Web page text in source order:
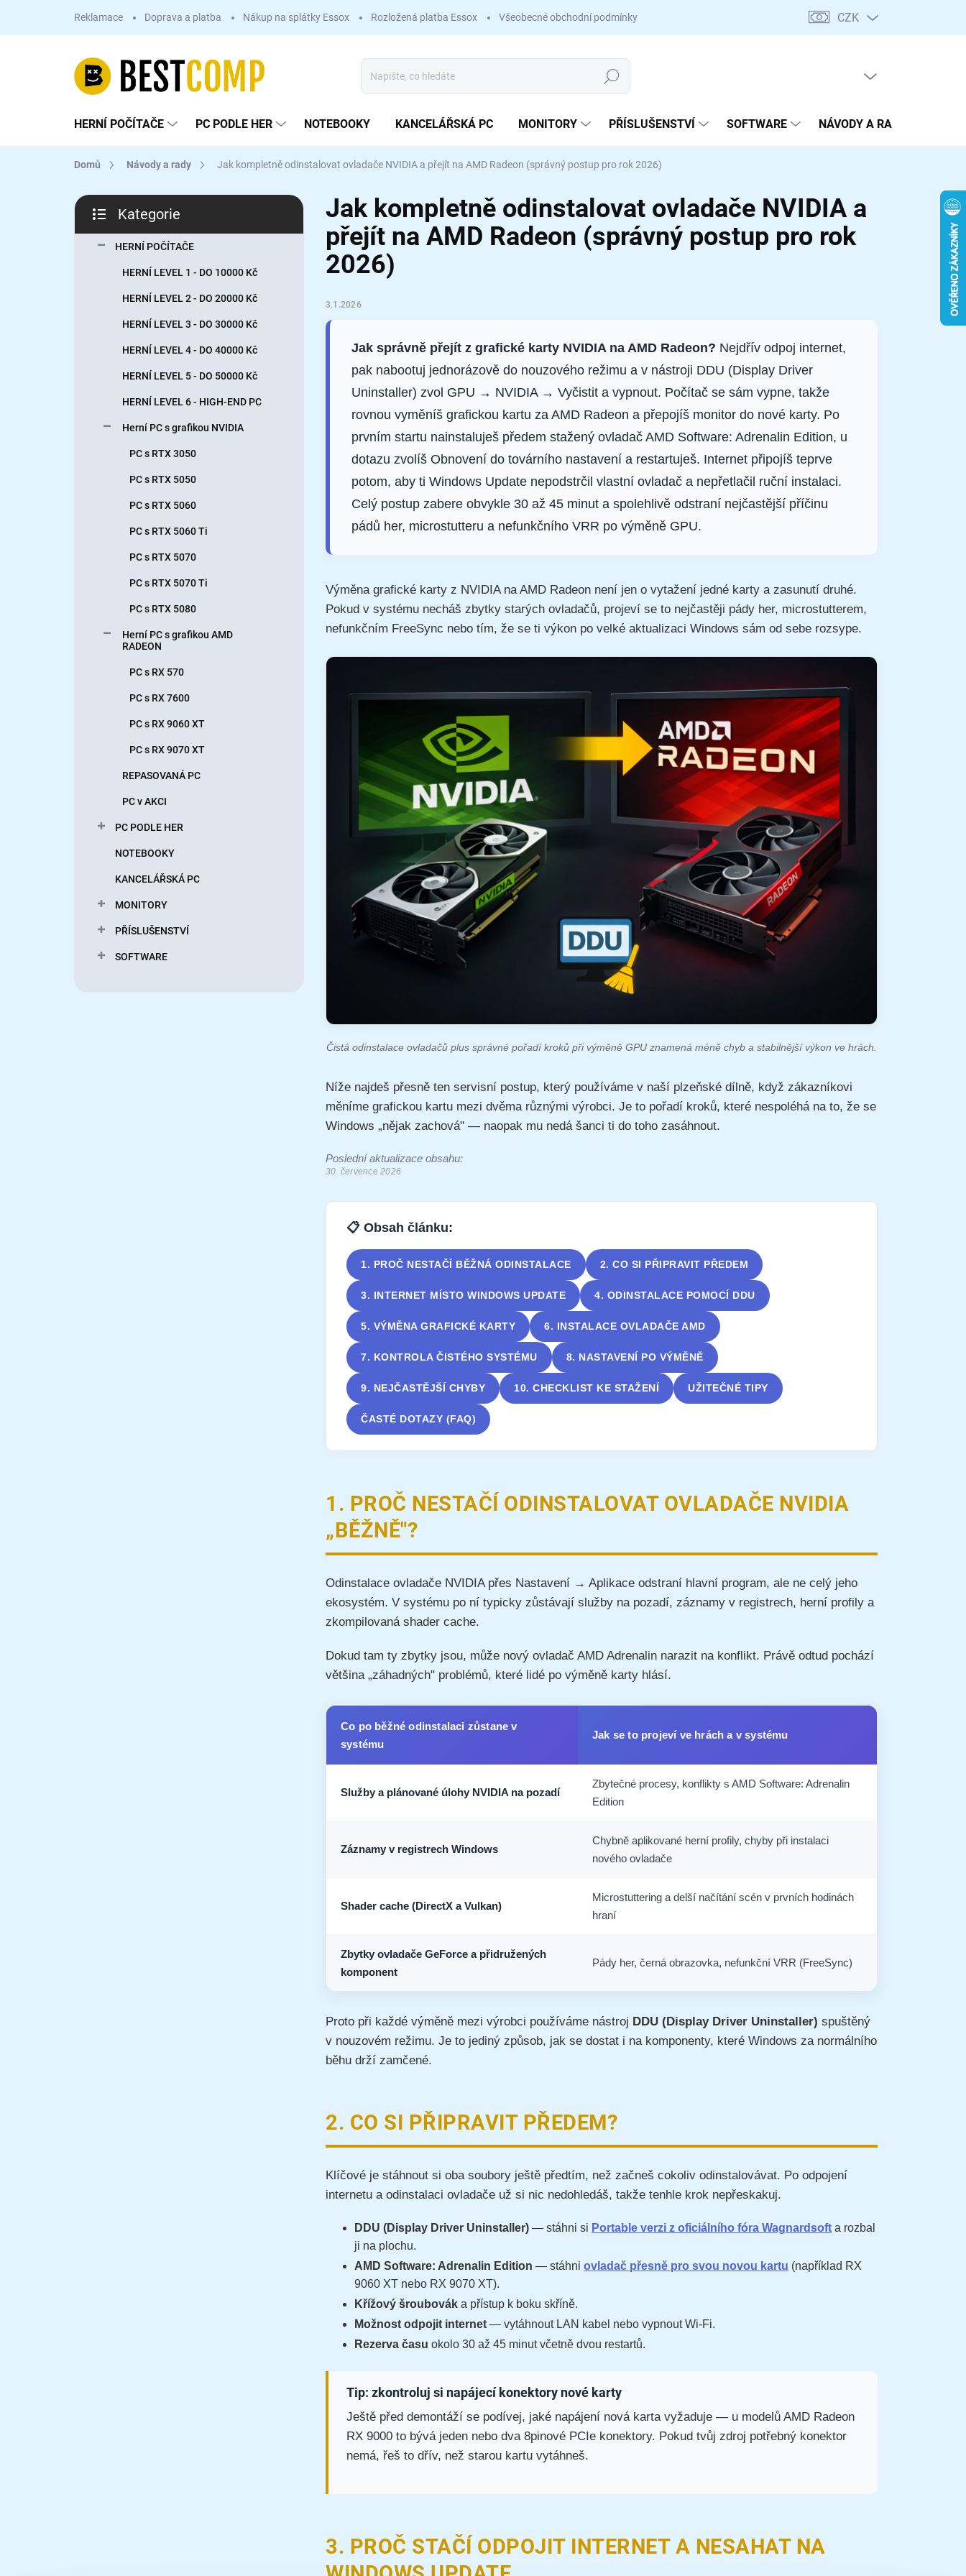
obsah
Reklamace Doprava a platba Nákup na splátky Essox Rozložená platba Essox Všeobecné obchodní podmínky Podmínky ochrany osobních údajů Formulář pro odstoupení od
CZK
Hledat
HERNÍ POČÍTAČE PC PODLE HER NOTEBOOKY KANCELÁŘSKÁ PC MONITORY PŘÍSLUŠENSTVÍ SOFTWARE NÁVODY A RADY
Domů Návody a rady Jak kompletně odinstalovat ovladače NVIDIA a přejít na AMD Radeon (správný postup pro rok 2026)
P
s
kategorie
Kategorie
HERNÍ POČÍTAČE
HERNÍ LEVEL 1 - DO 10000 Kč
HERNÍ LEVEL 2 - DO 20000 Kč
HERNÍ LEVEL 3 - DO 30000 Kč
HERNÍ LEVEL 4 - DO 40000 Kč
HERNÍ LEVEL 5 - DO 50000 Kč
HERNÍ LEVEL 6 - HIGH-END PC
Herní PC s grafikou NVIDIA
PC s RTX 3050
PC s RTX 5050
PC s RTX 5060
PC s RTX 5060 Ti
PC s RTX 5070
PC s RTX 5070 Ti
PC s RTX 5080
Herní PC s grafikou AMD
RADEON
PC s RX 570
PC s RX 7600
PC s RX 9060 XT
PC s RX 9070 XT
REPASOVANÁ PC
PC v AKCI
PC PODLE HER
NOTEBOOKY
KANCELÁŘSKÁ PC
MONITORY
PŘÍSLUŠENSTVÍ
SOFTWARE
Jak kompletně odinstalovat ovladače NVIDIA a
přejít na AMD Radeon (správný postup pro rok
2026)
3.1.2026
Jak správně přejít z grafické karty NVIDIA na AMD Radeon? Nejdřív odpoj internet,
pak nabootuj jednorázově do nouzového režimu a v nástroji DDU (Display Driver
Uninstaller) zvol GPU → NVIDIA → Vyčistit a vypnout. Počítač se sám vypne, takže
rovnou vyměníš grafickou kartu za AMD Radeon a přepojíš monitor do nové karty. Po
prvním startu nainstaluješ předem stažený ovladač AMD Software: Adrenalin Edition, u
dotazu zvolíš Obnovení do továrního nastavení a restartuješ. Internet připojíš teprve
potom, aby ti Windows Update nepodstrčil vlastní ovladač a nepřetlačil ruční instalaci.
Celý postup zabere obvykle 30 až 45 minut a spolehlivě odstraní nejčastější příčinu
pádů her, microstutteru a nefunkčního VRR po výměně GPU.
Výměna grafické karty z NVIDIA na AMD Radeon není jen o vytažení jedné karty a zasunutí druhé.
Pokud v systému necháš zbytky starých ovladačů, projeví se to nejčastěji pády her, microstutterem,
nefunkčním FreeSync nebo tím, že se ti výkon po velké aktualizaci Windows sám od sebe rozsype.
Čistá odinstalace ovladačů plus správné pořadí kroků při výměně GPU znamená méně chyb a stabilnější výkon ve hrách.
Níže najdeš přesně ten servisní postup, který používáme v naší plzeňské dílně, když zákazníkovi
měníme grafickou kartu mezi dvěma různými výrobci. Je to pořadí kroků, které nespoléhá na to, že se
Windows „nějak zachová" — naopak mu nedá šanci ti do toho zasáhnout.
Poslední aktualizace obsahu:
30. července 2026
📋 Obsah článku:
1. PROČ NESTAČÍ BĚŽNÁ ODINSTALACE 2. CO SI PŘIPRAVIT PŘEDEM
3. INTERNET MÍSTO WINDOWS UPDATE 4. ODINSTALACE POMOCÍ DDU
5. VÝMĚNA GRAFICKÉ KARTY 6. INSTALACE OVLADAČE AMD
7. KONTROLA ČISTÉHO SYSTÉMU 8. NASTAVENÍ PO VÝMĚNĚ
9. NEJČASTĚJŠÍ CHYBY 10. CHECKLIST KE STAŽENÍ UŽITEČNÉ TIPY
ČASTÉ DOTAZY (FAQ)
1. PROČ NESTAČÍ ODINSTALOVAT OVLADAČE NVIDIA
„BĚŽNĚ"?
Odinstalace ovladače NVIDIA přes Nastavení → Aplikace odstraní hlavní program, ale ne celý jeho
ekosystém. V systému po ní typicky zůstávají služby na pozadí, záznamy v registrech, herní profily a
zkompilovaná shader cache.
Dokud tam ty zbytky jsou, může nový ovladač AMD Adrenalin narazit na konflikt. Právě odtud pochází
většina „záhadných" problémů, které lidé po výměně karty hlásí.
Co po běžné odinstalaci zůstane v
systému
Jak se to projeví ve hrách a v systému
Služby a plánované úlohy NVIDIA na pozadí
Zbytečné procesy, konflikty s AMD Software: Adrenalin
Edition
Záznamy v registrech Windows
Chybně aplikované herní profily, chyby při instalaci
nového ovladače
Shader cache (DirectX a Vulkan)
Microstuttering a delší načítání scén v prvních hodinách
hraní
Zbytky ovladače GeForce a přidružených
komponent
Pády her, černá obrazovka, nefunkční VRR (FreeSync)
Proto při každé výměně mezi výrobci používáme nástroj DDU (Display Driver Uninstaller) spuštěný
v nouzovém režimu. Je to jediný způsob, jak se dostat i na komponenty, které Windows za normálního
běhu drží zamčené.
2. CO SI PŘIPRAVIT PŘEDEM?
Klíčové je stáhnout si oba soubory ještě předtím, než začneš cokoliv odinstalovávat. Po odpojení
internetu a odinstalaci ovladače už si nic nedohledáš, takže tenhle krok nepřeskakuj.
DDU (Display Driver Uninstaller) — stáhni si Portable verzi z oficiálního fóra Wagnardsoft a rozbal
ji na plochu.
AMD Software: Adrenalin Edition — stáhni ovladač přesně pro svou novou kartu (například RX
9060 XT nebo RX 9070 XT).
Křížový šroubovák a přístup k boku skříně.
Možnost odpojit internet — vytáhnout LAN kabel nebo vypnout Wi-Fi.
Rezerva času okolo 30 až 45 minut včetně dvou restartů.
Tip: zkontroluj si napájecí konektory nové karty
Ještě před demontáží se podívej, jaké napájení nová karta vyžaduje — u modelů AMD Radeon
RX 9000 to bývá jeden nebo dva 8pinové PCIe konektory. Pokud tvůj zdroj potřebný konektor
nemá, řeš to dřív, než starou kartu vytáhneš.
3. PROČ STAČÍ ODPOJIT INTERNET A NESAHAT NA